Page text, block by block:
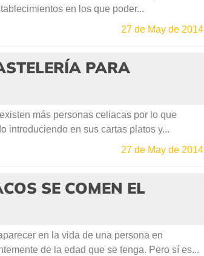
en los que poder...
27 de May de 2014
PARA
más personas celiacas por lo que
introduciendo en sus cartas platos y...
27 de May de 2014
SE COMEN EL
en la vida de una persona en
de la edad que se tenga. Pero sí es...